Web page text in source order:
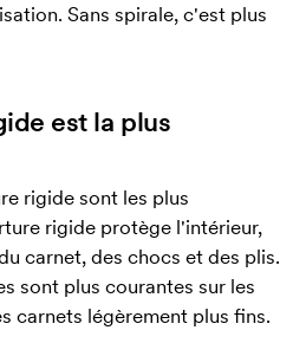
Sans spirale, c'est plus
est la plus
rigide sont les plus
rigide protège l'intérieur,
carnet, des chocs et des plis.
sont plus courantes sur les
carnets légèrement plus fins.